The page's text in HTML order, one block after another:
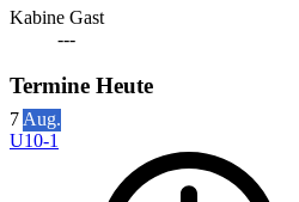
Kabine Gast
---
Termine Heute
7 Aug.
U10-1